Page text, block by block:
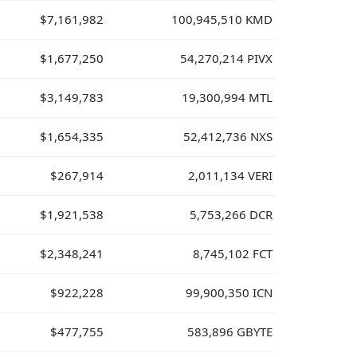
$7,161,982 100,945,510 KMD
$1,677,250 54,270,214 PIVX
$3,149,783 19,300,994 MTL
$1,654,335 52,412,736 NXS
$267,914 2,011,134 VERI
$1,921,538 5,753,266 DCR
$2,348,241 8,745,102 FCT
$922,228 99,900,350 ICN
$477,755 583,896 GBYTE